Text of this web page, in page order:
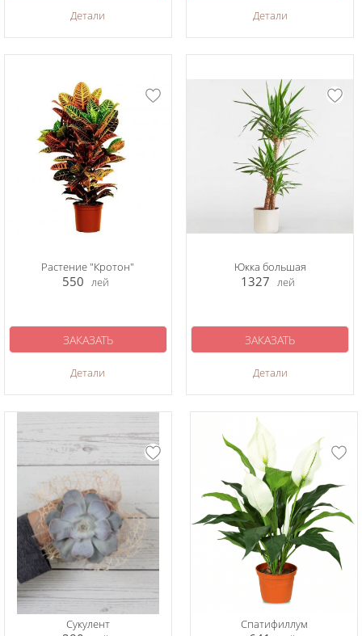
Детали Детали
Растение "Кротон"
550 лей
Детали
ЗАКАЗАТЬ
Юкка большая
1327 лей
Детали
ЗАКАЗАТЬ
Сукулент Спатифиллум